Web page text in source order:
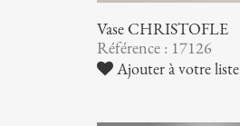
Vase CHRISTOFLE
Référence : 17126
Ajouter à votre liste